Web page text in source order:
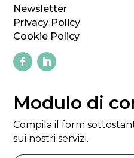
Newsletter
Privacy Policy
Cookie Policy
Modulo di
Compila il form
sui nostri servizi.